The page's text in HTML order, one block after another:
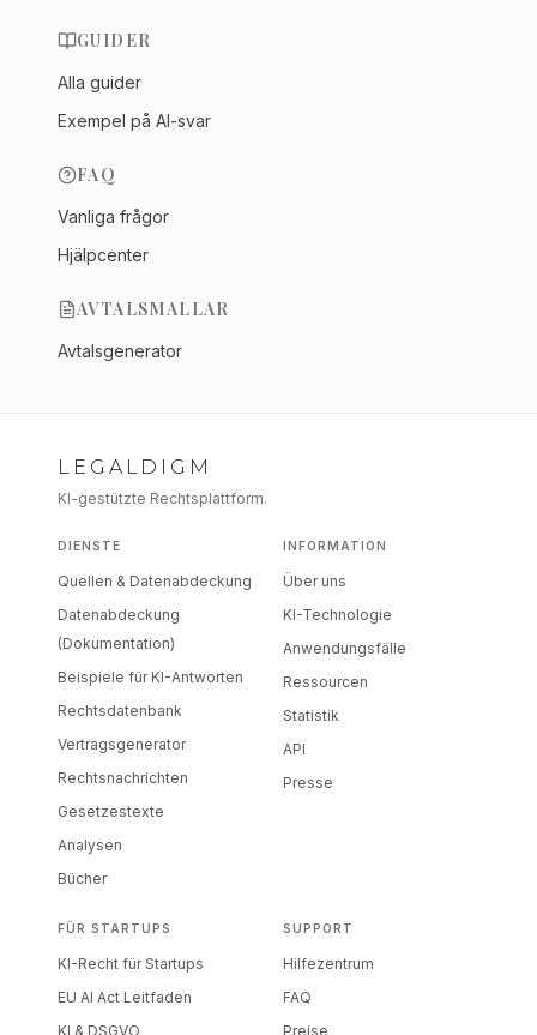
GUIDER
Alla guider
Exempel på AI-svar
FAQ
Vanliga frågor
Hjälpcenter
AVTALSMALLAR
Avtalsgenerator
LEGALDIGM
KI-gestützte Rechtsplattform.
DIENSTE
Quellen & Datenabdeckung
Datenabdeckung
(Dokumentation)
Beispiele für KI-Antworten
Rechtsdatenbank
Vertragsgenerator
Rechtsnachrichten
Gesetzestexte
Analysen
Bücher
INFORMATION
Über uns
KI-Technologie
Anwendungsfälle
Ressourcen
Statistik
API
Presse
FÜR STARTUPS
KI-Recht für Startups
EU AI Act Leitfaden
KI & DSGVO
SUPPORT
Hilfezentrum
FAQ
Preise